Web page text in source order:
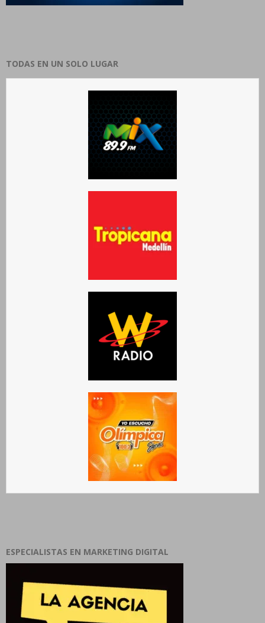
TODAS EN UN SOLO LUGAR
ESPECIALISTAS EN MARKETING DIGITAL